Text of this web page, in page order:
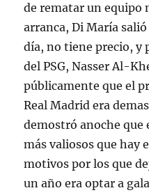
de rematar un equipo
arranca, Di María
día, no tiene precio, y
del PSG, Nasser Al-
públicamente que el
Real Madrid era
demostró anoche que
más valiosos que hay
motivos por los que
un año era optar a